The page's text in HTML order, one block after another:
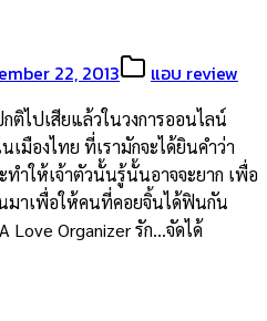
22, 2013 แอบ review
ติไปเสียแล้วในวงการออนไลน์
มืองไทย ที่เรามักจะได้ยินคำว่า
ำให้เจ้าตัวนั้นรู้นั้นอาจจะยาก เพื่อ
าเพื่อให้คนที่คอยจิ้นได้ฟินกัน
Organizer รัก…จัดได้